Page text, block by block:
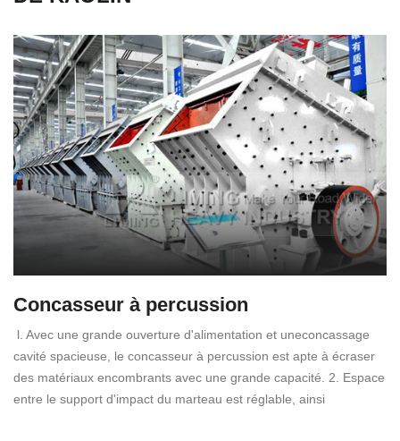
Concasseur à percussion
l. Avec une grande ouverture d'alimentation et uneconcassage
cavité spacieuse, le concasseur à percussion est apte à écraser
des matériaux encombrants avec une grande capacité. 2. Espace
entre le support d'impact du marteau est réglable, ainsi